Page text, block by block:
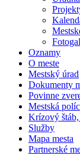
Oznamy
O meste
Mestský úrad
Dokumenty
Povinne
Mestská
Krízový
Služby
Mapa mesta
Partnerské